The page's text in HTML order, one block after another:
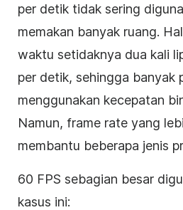
per detik tidak sering
memakan banyak ruang.
waktu setidaknya dua kali
per detik, sehingga banyak
menggunakan kecepatan
Namun, frame rate yang
membantu beberapa jenis
60 FPS sebagian besar
kasus ini: